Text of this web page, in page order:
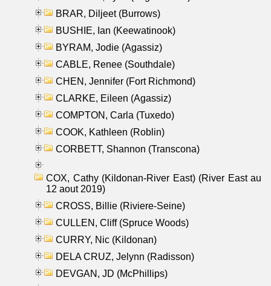
BRAR, Diljeet (Burrows)
BUSHIE, Ian (Keewatinook)
BYRAM, Jodie (Agassiz)
CABLE, Renee (Southdale)
CHEN, Jennifer (Fort Richmond)
CLARKE, Eileen (Agassiz)
COMPTON, Carla (Tuxedo)
COOK, Kathleen (Roblin)
CORBETT, Shannon (Transcona)
COX, Cathy (Kildonan-River East) (River East au
12 aout 2019)
CROSS, Billie (Riviere-Seine)
CULLEN, Cliff (Spruce Woods)
CURRY, Nic (Kildonan)
DELA CRUZ, Jelynn (Radisson)
DEVGAN, JD (McPhillips)